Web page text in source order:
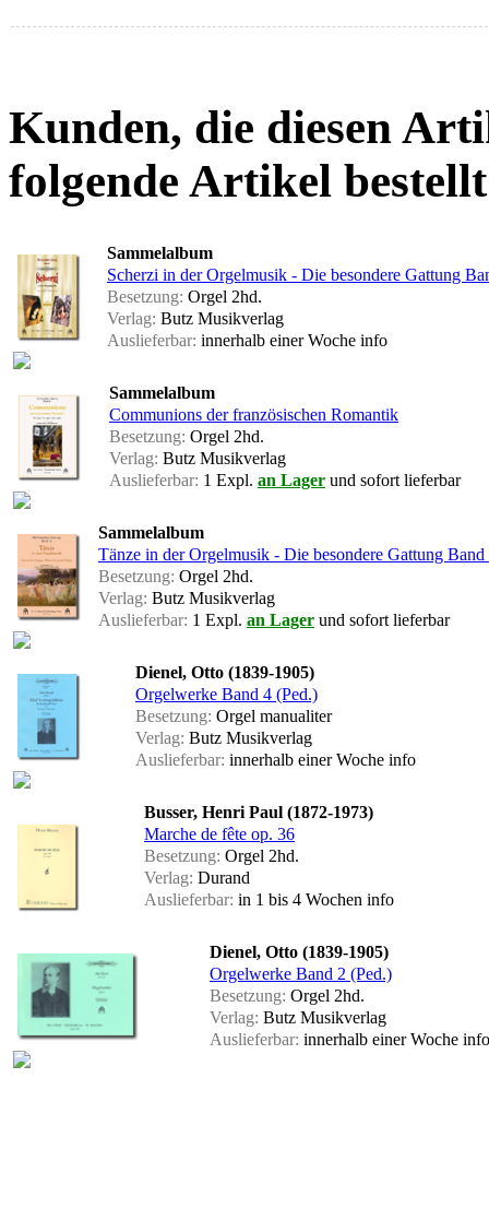
Kunden, die diesen
folgende Artikel
Sammelalbum
Scherzi in der Orgelmusik - Die besondere Gattung
Besetzung: Orgel 2hd.
Verlag: Butz Musikverlag
Auslieferbar: innerhalb einer Woche info
Sammelalbum
Communions der französischen Romantik
Besetzung: Orgel 2hd.
Verlag: Butz Musikverlag
Auslieferbar: 1 Expl. an Lager und sofort lieferbar
Sammelalbum
Tänze in der Orgelmusik - Die besondere Gattung Band
Besetzung: Orgel 2hd.
Verlag: Butz Musikverlag
Auslieferbar: 1 Expl. an Lager und sofort lieferbar
Dienel, Otto (1839-1905)
Orgelwerke Band 4 (Ped.)
Besetzung: Orgel manualiter
Verlag: Butz Musikverlag
Auslieferbar: innerhalb einer Woche info
Busser, Henri Paul (1872-1973)
Marche de fête op. 36
Besetzung: Orgel 2hd.
Verlag: Durand
Auslieferbar: in 1 bis 4 Wochen info
Dienel, Otto (1839-1905)
Orgelwerke Band 2 (Ped.)
Besetzung: Orgel 2hd.
Verlag: Butz Musikverlag
Auslieferbar: innerhalb einer Woche info